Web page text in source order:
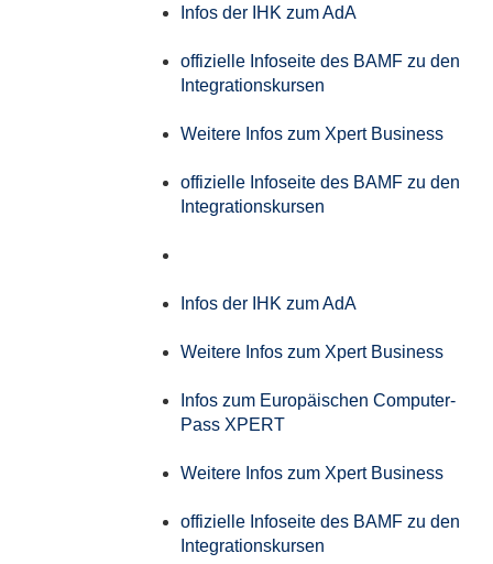
Infos der IHK zum AdA
offizielle Infoseite des BAMF zu den
Integrationskursen
Weitere Infos zum Xpert Business
offizielle Infoseite des BAMF zu den
Integrationskursen
Infos der IHK zum AdA
Weitere Infos zum Xpert Business
Infos zum Europäischen Computer-
Pass XPERT
Weitere Infos zum Xpert Business
offizielle Infoseite des BAMF zu den
Integrationskursen